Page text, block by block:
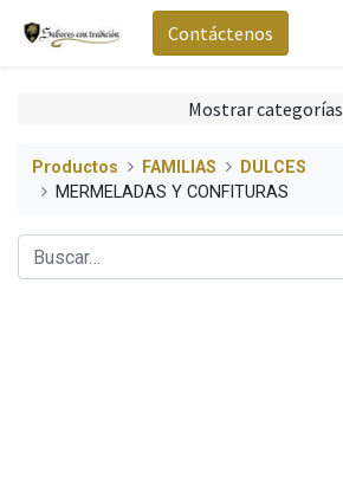
Contáctenos
Mostrar categorías
Productos FAMILIAS
DULCES
MERMELADAS Y CONFITURAS